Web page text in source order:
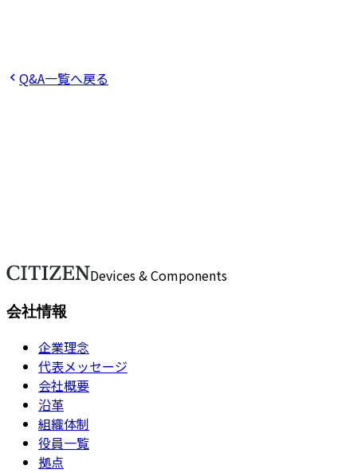
サポートはありますか？
Q&A一覧へ戻る
お問い合わせ Devices & Components
会社情報
企業理念
代表メッセージ
会社概要
沿革
組織体制
役員一覧
拠点